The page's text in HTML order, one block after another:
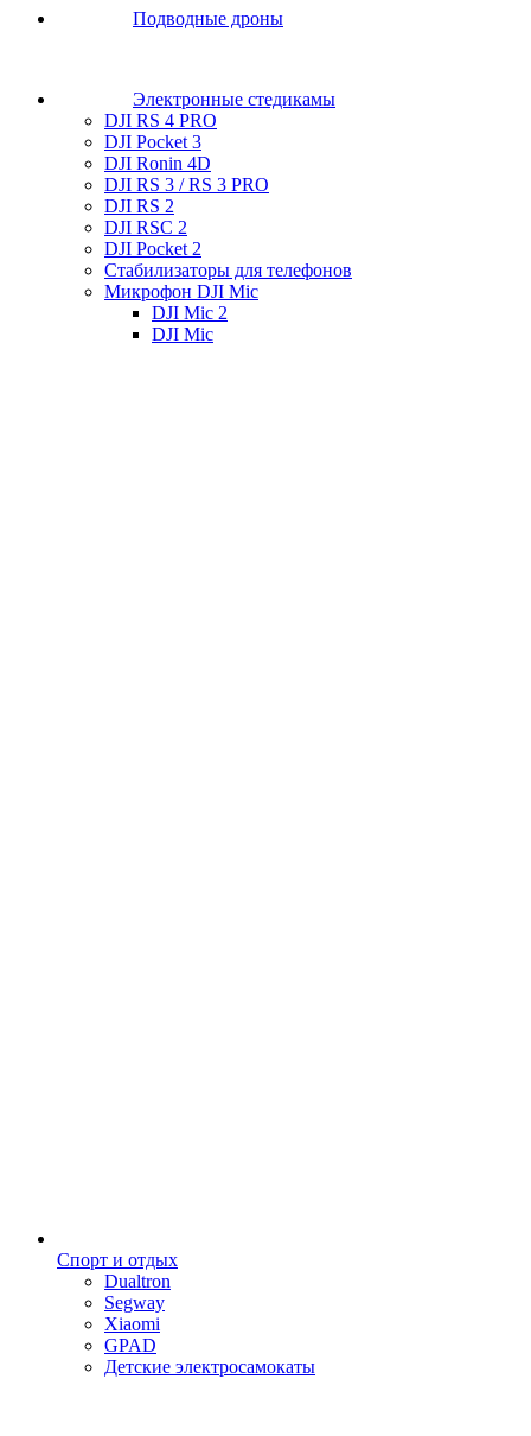
Подводные дроны
Электронные стедикамы
DJI RS 4 PRO
DJI Pocket 3
DJI Ronin 4D
DJI RS 3 / RS 3 PRO
DJI RS 2
DJI RSC 2
DJI Pocket 2
Стабилизаторы для телефонов
Микрофон DJI Mic
DJI Mic 2
DJI Mic
Спорт и отдых
Dualtron
Segway
Xiaomi
GPAD
Детские электросамокаты